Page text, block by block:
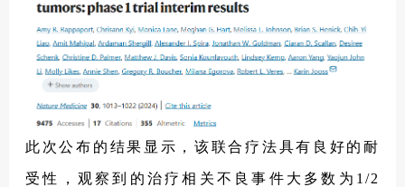
此次公布的结果显示，该联合疗法具有良好的耐
受性，观察到的治疗相关不良事件大多数为1/2